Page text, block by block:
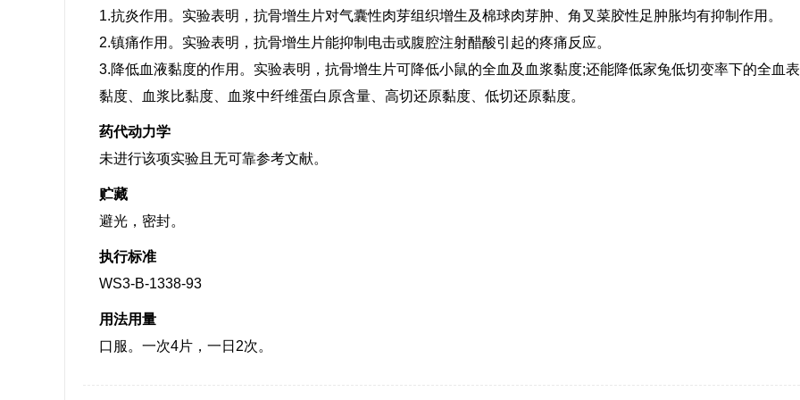
1.抗炎作用。实验表明，抗骨增生片对气囊性肉芽组织增生及棉球肉芽肿、角叉菜胶性足肿胀均有抑制作用。
2.镇痛作用。实验表明，抗骨增生片能抑制电击或腹腔注射醋酸引起的疼痛反应。
3.降低血液黏度的作用。实验表明，抗骨增生片可降低小鼠的全血及血浆黏度;还能降低家兔低切变率下的全血
黏度、血浆比黏度、血浆中纤维蛋白原含量、高切还原黏度、低切还原黏度。
药代动力学
未进行该项实验且无可靠参考文献。
贮藏
避光，密封。
执行标准
WS3-B-1338-93
用法用量
口服。一次4片，一日2次。